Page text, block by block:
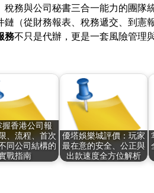
務與公司秘書三合一能力的團隊
（從財務報表、稅務遞交、到憲
務不只是代辦，更是一套風險管理
香港公司報
、流程、首次
同公司結構的
戰指南
優塔娛樂城評價：玩家
最在意的安全、公正與
出款速度全方位解析